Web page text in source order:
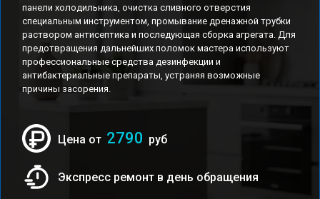
панели холодильника, очистка сливного отверстия
специальным инструментом, промывание дренажной трубки
раствором антисептика и последующая сборка агрегата. Для
предотвращения дальнейших поломок мастера используют
профессиональные средства дезинфекции и
антибактериальные препараты, устраняя возможные
причины засорения.
Цена от 2790 руб
Экспресс ремонт в день обращения